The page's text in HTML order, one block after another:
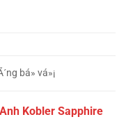
bá» vá»¡
Kobler Sapphire